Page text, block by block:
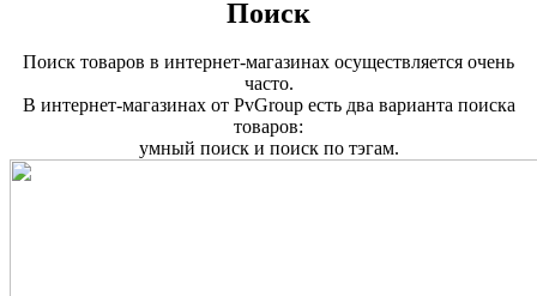
Поиск
Поиск товаров в интернет-магазинах осуществляется очень
часто.
В интернет-магазинах от PvGroup есть два варианта поиска
товаров:
умный поиск и поиск по тэгам.